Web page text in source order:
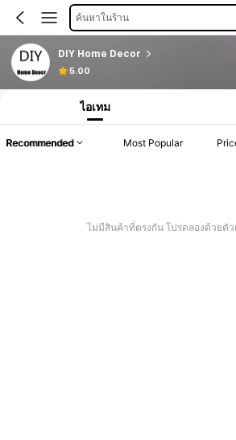
ค้นหาในร้าน
DIY Home Decor
5.00
ไอเทม
Recommended Most Popular
ไม่มีสินค้าที่ตรงกัน โปรดลองด้วยตัว